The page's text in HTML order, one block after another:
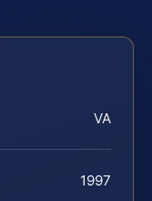
VA
1997